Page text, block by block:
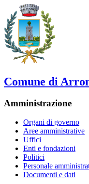
Comune di
Amministrazione
Organi di governo
Aree amministrative
Uffici
Enti e fondazioni
Politici
Personale
Documenti e dati